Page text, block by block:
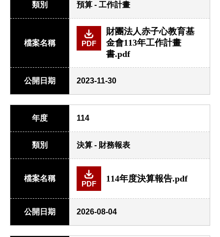
類別 預算 - 工作計畫
檔案名稱 PDF
財團法人赤子心教育基
金會113年工作計畫
書.pdf
公開日期 2023-11-30
年度 114
類別 決算 - 財務報表
檔案名稱
PDF
114年度決算報告.pdf
公開日期 2026-08-04